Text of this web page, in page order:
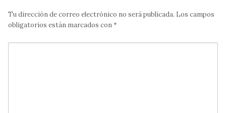
Tu dirección de correo electrónico no será publicada. Los campos
obligatorios están marcados con*